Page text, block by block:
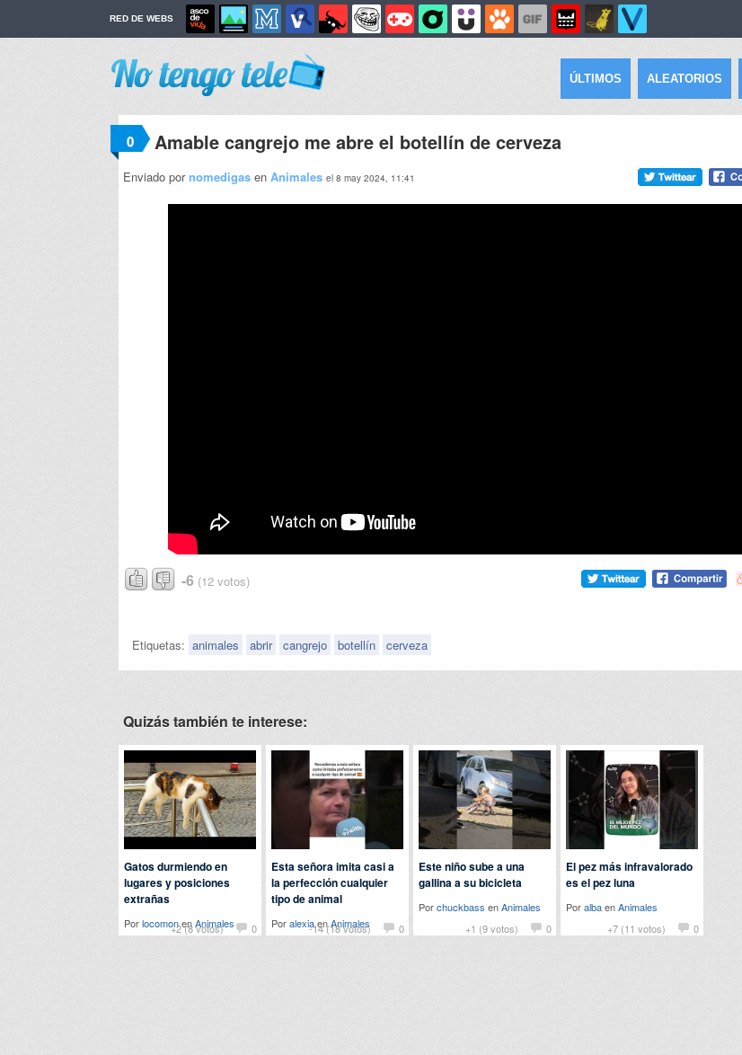
RED DE WEBS
ÚLTIMOS ALEATORIOS
0 Amable cangrejo me abre el botellín de cerveza
Enviado pornomedigas en Animales el 8 may 2024, 11:41
-6 (12 votos)
Etiquetas: animales abrir cangrejo botellín cerveza
Quizás también te interese:
+2 (8 votos) 0
Gatos durmiendo en
lugares y posiciones
extrañas
PorlocomonenAnimales -14 (18 votos) 0
Esta señora imita casi a
la perfección cualquier
tipo de animal
PoralexiaenAnimales +1 (9 votos) 0
Este niño sube a una
gallina a su bicicleta
Porchuckbass enAnimales
+7 (11 votos)
0
El pez más infravalorado
es el pez luna
PoralbaenAnimales